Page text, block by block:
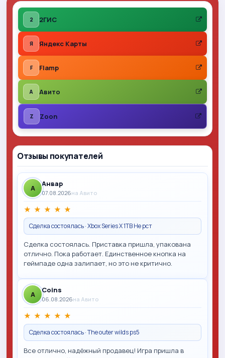
Отзывы покупателей
A Анвар
07.08.2026на Авито
★ ★ ★ ★ ★
Сделка состоялась · Xbox Series X 1TB Не рст
Сделка состоялась. Приставка пришла, упакована
отлично. Пока работает. Единственное кнопка на
геймпаде одна залипает, но это не критично.
A Coins
06.08.2026на Авито
★ ★ ★ ★ ★
Сделка состоялась · The outer wilds ps5
Все отлично, надёжный продавец! Игра пришла в
2 2ГИС
Я Яндекс Карты
F Flamp
A Авито
Z Zoon